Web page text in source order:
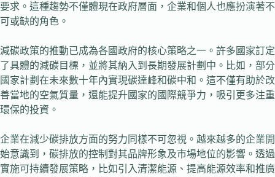
要求。這種趨勢不僅體現在政府層面，企業和個人也應扮演著不
可或缺的角色。
減碳政策的推動已成為各國政府的核心策略之一。許多國家訂定
了具體的減碳目標，並將其納入到長期發展計劃中。比如，部分
國家計劃在未來數十年內實現碳達峰和碳中和。這不僅有助於改
善當地的空氣質量，還能提升國家的國際競爭力，吸引更多注重
環保的投資。
企業在減少碳排放方面的努力同樣不可忽視。越來越多的企業開
始意識到，碳排放的控制對其品牌形象及市場地位的影響。透過
實施可持續發展策略，比如引入清潔能源、提高能源效率和推廣